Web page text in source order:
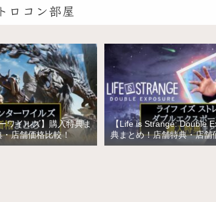
ロコン部屋
ワイルズ】購入特典ま
・店舗価格比較！
【Life is Strange: Double
典まとめ！店舗特典・店舗
イズ ストレンジ ダブル